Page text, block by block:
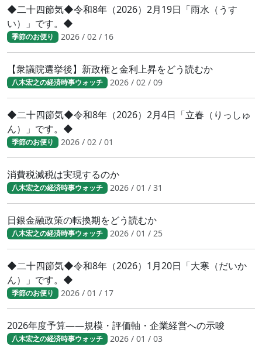
◆二十四節気◆令和8年（2026）2月19日「雨水（うす
い）」です。◆
季節のお便り 2026 / 02 / 16
【衆議院選挙後】新政権と金利上昇をどう読むか
八木宏之の経済時事ウォッチ 2026 / 02 / 09
◆二十四節気◆令和8年（2026）2月4日「立春（りっしゅ
ん）」です。◆
季節のお便り 2026 / 02 / 01
消費税減税は実現するのか
八木宏之の経済時事ウォッチ 2026 / 01 / 31
日銀金融政策の転換期をどう読むか
八木宏之の経済時事ウォッチ 2026 / 01 / 25
◆二十四節気◆令和8年（2026）1月20日「大寒（だいか
ん）」です。◆
季節のお便り 2026 / 01 / 17
2026年度予算――規模・評価軸・企業経営への示唆
八木宏之の経済時事ウォッチ 2026 / 01 / 03